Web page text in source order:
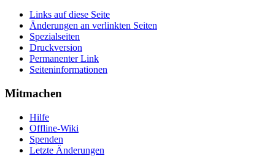
Links auf diese Seite
Änderungen an verlinkten Seiten
Spezialseiten
Druckversion
Permanenter Link
Seiten­informationen
Mitmachen
Hilfe
Offline-Wiki
Spenden
Letzte Änderungen